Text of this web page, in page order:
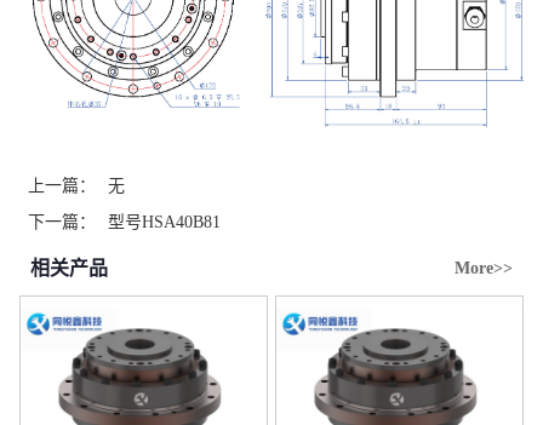
上一篇：
无
下一篇：
型号HSA40B81
相关产品 More>>